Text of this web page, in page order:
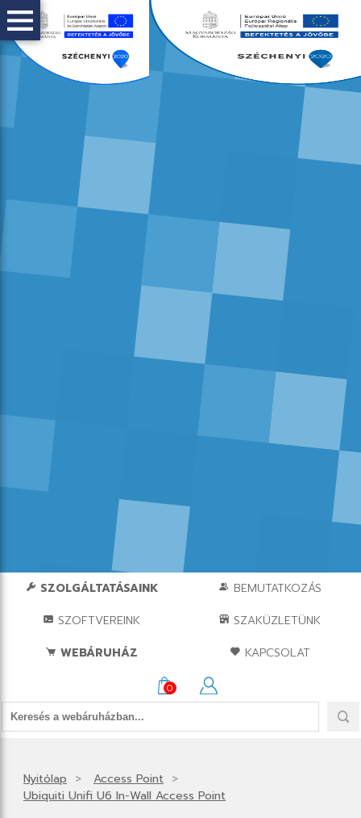
SZOLGÁLTATÁSAINK
BEMUTATKOZÁS
SZOFTVEREINK
SZAKÜZLETÜNK
WEBÁRUHÁZ
KAPCSOLAT
0
Nyitólap
Access Point
Ubiquiti Unifi U6 In-Wall Access Point